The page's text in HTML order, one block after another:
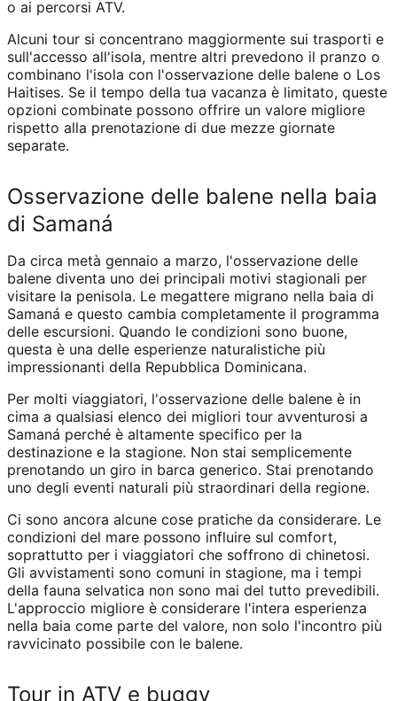
o ai percorsi ATV.
Alcuni tour si concentrano maggiormente sui trasporti e
sull'accesso all'isola, mentre altri prevedono il pranzo o
combinano l'isola con l'osservazione delle balene o Los
Haitises. Se il tempo della tua vacanza è limitato, queste
opzioni combinate possono offrire un valore migliore
rispetto alla prenotazione di due mezze giornate
separate.
Osservazione delle balene nella baia
di Samaná
Da circa metà gennaio a marzo, l'osservazione delle
balene diventa uno dei principali motivi stagionali per
visitare la penisola. Le megattere migrano nella baia di
Samaná e questo cambia completamente il programma
delle escursioni. Quando le condizioni sono buone,
questa è una delle esperienze naturalistiche più
impressionanti della Repubblica Dominicana.
Per molti viaggiatori, l'osservazione delle balene è in
cima a qualsiasi elenco dei migliori tour avventurosi a
Samaná perché è altamente specifico per la
destinazione e la stagione. Non stai semplicemente
prenotando un giro in barca generico. Stai prenotando
uno degli eventi naturali più straordinari della regione.
Ci sono ancora alcune cose pratiche da considerare. Le
condizioni del mare possono influire sul comfort,
soprattutto per i viaggiatori che soffrono di chinetosi.
Gli avvistamenti sono comuni in stagione, ma i tempi
della fauna selvatica non sono mai del tutto prevedibili.
L'approccio migliore è considerare l'intera esperienza
nella baia come parte del valore, non solo l'incontro più
ravvicinato possibile con le balene.
Tour in ATV e buggy